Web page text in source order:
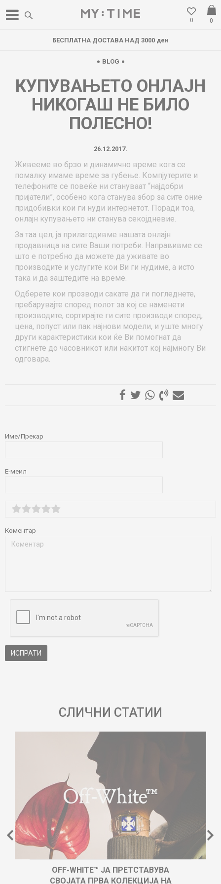
0
0
БЕСПЛАТНА ДОСТАВА НАД 3000 ден
BLOG
КУПУВАЊЕТО ОНЛАЈН
НИКОГАШ НЕ БИЛО
ПОЛЕСНО!
26.12.2017.
Живееме во брзо и динамично време кога се
помалку имаме време за губење. Компјутерите и
телефоните се повеќе ни стануваат “најдобри
пријатели”, особено кога станува збор за сите оние
придобивки кои ги нуди интернетот. Поради тоа,
онлајн купувањето ни станува секојдневие.
За таа цел, ја прилагодивме нашата онлајн
продавница на сите Ваши потреби. Направивме се
што е потребно да можете да уживате во
производите и услугите кои Ви ги нудиме, а исто
така и да заштедите на време.
Одберете кои прозводи сакате да ги погледнете,
пребарувајте според полот за кој се наменети
производите, сортирајте ги сите производи според,
цена, попуст или пак најнови модели, и уште многу
други карактеристики кои ќе Ви помогнат да
стигнете до часовникот или накитот кој најмногу Ви
одговара.
Име/Прекар
Е-меил
Коментар
ИСПРАТИ
СЛИЧНИ СТАТИИ
OFF-WHITE™ ЈА ПРЕТСТАВУВА
СВОЈАТА ПРВА КОЛЕКЦИЈА НА